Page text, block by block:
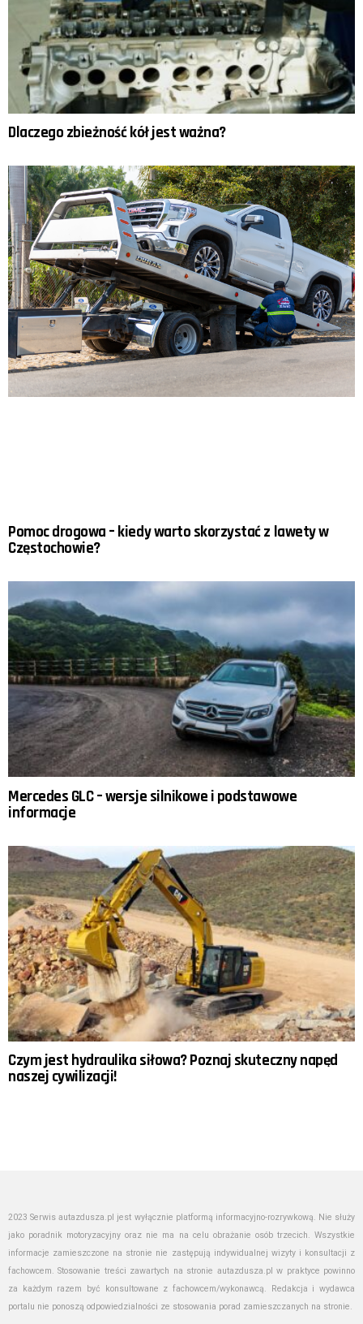
Dlaczego zbieżność kół jest ważna?
Pomoc drogowa – kiedy warto skorzystać z lawety w
Częstochowie?
Mercedes GLC – wersje silnikowe i podstawowe
informacje
Czym jest hydraulika siłowa? Poznaj skuteczny napęd
naszej cywilizacji!
2023 Serwis autazdusza.pl jest wyłącznie platformą informacyjno-rozrywkową. Nie służy
jako poradnik motoryzacyjny oraz nie ma na celu obrażanie osób trzecich. Wszystkie
informacje zamieszczone na stronie nie zastępują indywidualnej wizyty i konsultacji z
fachowcem. Stosowanie treści zawartych na stronie autazdusza.pl w praktyce powinno
za każdym razem być konsultowane z fachowcem/wykonawcą. Redakcja i wydawca
portalu nie ponoszą odpowiedzialności ze stosowania porad zamieszczanych na stronie.